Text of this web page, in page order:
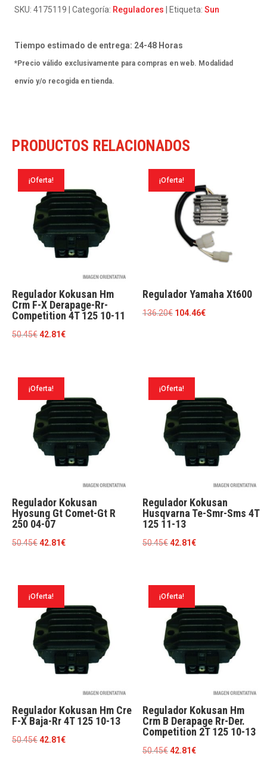
Augusta
S-
R-
Rr-
10-
12
cantidad
SKU:4175119 Categoría: Reguladores Etiqueta:Sun
Tiempo estimado de entrega: 24-48 Horas
*Precio válido exclusivamente para compras en web. Modalidad
envío y/o recogida en tienda.
PRODUCTOS RELACIONADOS
¡Oferta!
Regulador Kokusan Hm
Crm F-X Derapage-Rr-
Competition 4T 125 10-11
50.45€El
era:
50.45€.
42.81€El
42.81€.
¡Oferta!
Regulador Yamaha Xt600
136.20€ El
104.46€El
¡Oferta!
Regulador Kokusan
Hyosung Gt Comet-Gt R
250 04-07
50.45€El
50.45€.
42.81€El
42.81€.
¡Oferta!
Regulador Kokusan
Husqvarna Te-Smr-Sms 4T
125 11-13
50.45€El
50.45€.
42.81€El
42.81€.
¡Oferta!
Regulador Kokusan Hm Cre
F-X Baja-Rr 4T 125 10-13
50.45€El
42.81€El
¡Oferta!
Regulador Kokusan Hm
Crm B Derapage Rr-Der.
Competition 2T 125 10-13
50.45€El
42.81€El